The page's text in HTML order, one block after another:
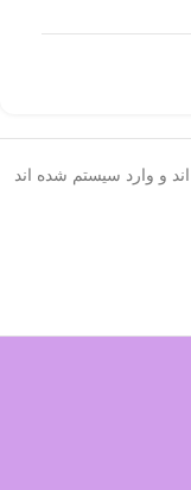
و وارد سیستم شده اند